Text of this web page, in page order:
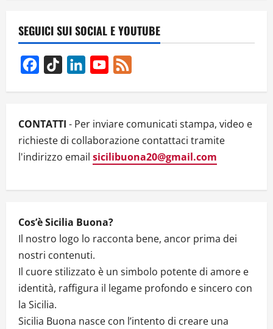
v
i
g
a
t
i
o
n
SEGUICI SUI SOCIAL E YOUTUBE
Facebook
TikTok LinkedInYouTube
CONTATTI - Per inviare comunicati stampa, video e
richieste di collaborazione contattaci tramite
l'indirizzo email sicilibuona20@gmail.com
Cos’è Sicilia Buona?
Il nostro logo lo racconta bene, ancor prima dei
nostri contenuti.
Il cuore stilizzato è un simbolo potente di amore e
identità, raffigura il legame profondo e sincero con
la Sicilia.
Sicilia Buona nasce con l’intento di creare una